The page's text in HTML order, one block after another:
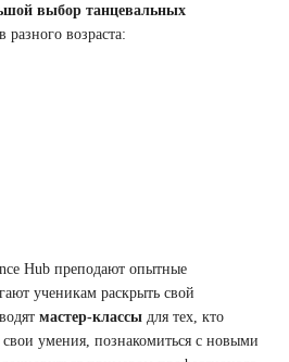
выбор танцевальных
разного возраста:
Hub преподают опытные
ученикам раскрыть свой
мастер-классы для тех, кто
свои умения, познакомиться с новыми